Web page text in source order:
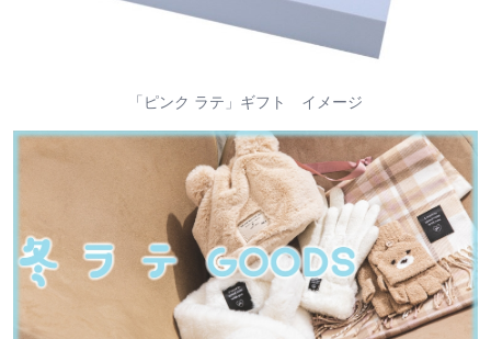
「ピンク ラテ」ギフト イメージ